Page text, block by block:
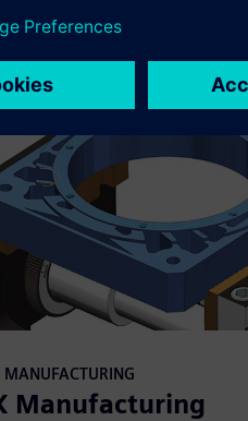
MANUFACTURING
Manufacturing